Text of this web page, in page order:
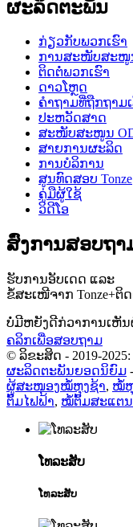
ຜະລິດຕະພັນ
ກ່ຽວກັບພວກເຮົາ
ການສະໜັບສະໜູ
ຕິດຕໍ່ພວກເຮົາ
ດາວໂຫຼດ
ຄຳຖາມທີ່ຖືກຖາມ
ປະຫວັດສາດ
ສະໜັບສະໜູນ
ສາຍການຜະລິດ
ການບໍລິການ
ສູນທົດສອບ Tonze
ຄູ່ມືຜູ້ໃຊ້
ວິດີໂອ
ສົ່ງການສອບຖາ
ຮັບການອັບເດດ ແລະ
ຂໍ້ສະເໜີຈາກ Tonze+ຕິ
ບໍ່ມີຫຍັງດີກ່ວາການເຫັ
ຄລິກເພື່ອສອບຖາມ
© ລິຂະສິດ - 2019-
ຜະລິດຕະພັນຍອດນິຍົມ -
ຜູ້ສະໜອງໝໍ້ຫຸງຊ້າ, ໝໍ້ຫຸ
ຕົ້ມໄຟຟ້າ, ໝໍ້ຕົ້ມສະແຕນ
ໂທລະສັບ
ໂທລະສັບ